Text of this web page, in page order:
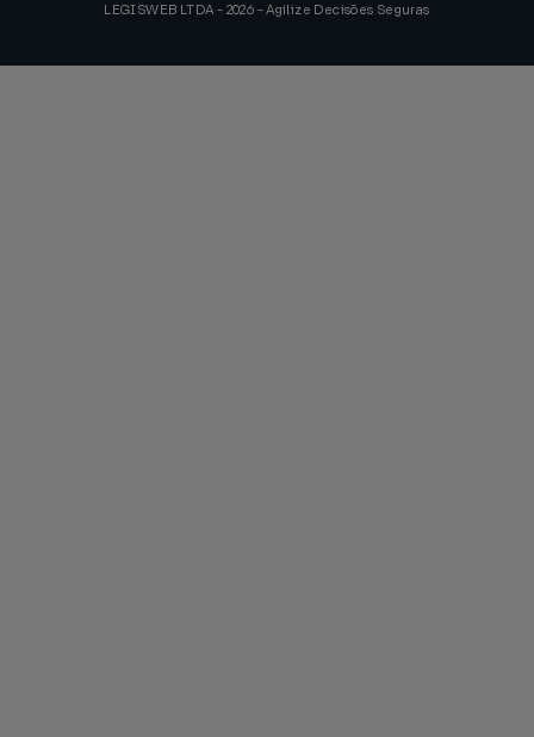
LEGISWEB LTDA - 2026 - Agilize Decisões Seguras